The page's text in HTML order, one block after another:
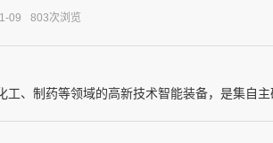
09 803次浏览
、制药等领域的高新技术智能装备，是集自